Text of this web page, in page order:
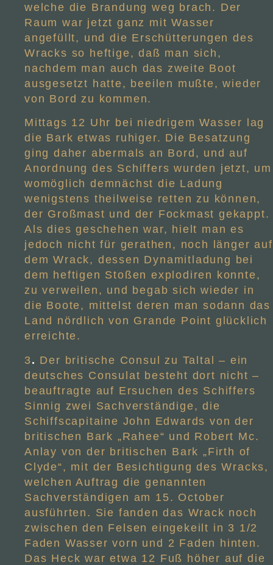
welche die Brandung weg brach. Der
Raum war jetzt ganz mit Wasser
angefüllt, und die Erschütterungen des
Wracks so heftige, daß man sich,
nachdem man auch das zweite Boot
ausgesetzt hatte, beeilen mußte, wieder
von Bord zu kommen.
Mittags 12 Uhr bei niedrigem Wasser lag
die Bark etwas ruhiger. Die Besatzung
ging daher abermals an Bord, und auf
Anordnung des Schiffers wurden jetzt, um
womöglich demnächst die Ladung
wenigstens theilweise retten zu können,
der Großmast und der Fockmast gekappt.
Als dies geschehen war, hielt man es
jedoch nicht für gerathen, noch länger auf
dem Wrack, dessen Dynamitladung bei
dem heftigen Stoßen explodiren konnte,
zu verweilen, und begab sich wieder in
die Boote, mittelst deren man sodann das
Land nördlich von Grande Point glücklich
erreichte.
3. Der britische Consul zu Taltal – ein
deutsches Consulat besteht dort nicht –
beauftragte auf Ersuchen des Schiffers
Sinnig zwei Sachverständige, die
Schiffscapitaine John Edwards von der
britischen Bark „Rahee“ und Robert Mc.
Anlay von der britischen Bark „Firth of
Clyde“, mit der Besichtigung des Wracks,
welchen Auftrag die genannten
Sachverständigen am 15. October
ausführten. Sie fanden das Wrack noch
zwischen den Felsen eingekeilt in 3 1/2
Faden Wasser vorn und 2 Faden hinten.
Das Heck war etwa 12 Fuß höher auf die